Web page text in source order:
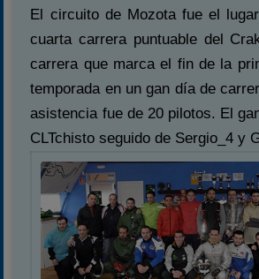
El circuito de Mozota fue el
cuarta carrera puntuable del
carrera que marca el fin de la
temporada en un gan día de
asistencia fue de 20 pilotos. El
CLTchisto seguido de Sergio_4 y